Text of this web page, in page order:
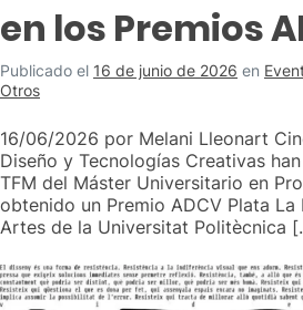
en los Premios
Publicado el 16 de junio de 2026 en
Otros
16/06/2026 por Melani Lleonart
Diseño y Tecnologías Creativas
TFM del Máster Universitario en
obtenido un Premio ADCV Plata La
Artes de la Universitat Politècnica